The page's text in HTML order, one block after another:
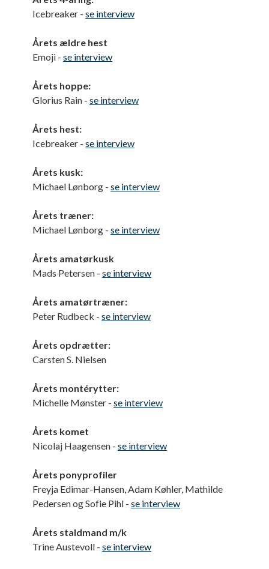
Icebreaker - se interview
Årets ældre hest
Emoji - se interview
Årets hoppe:
Glorius Rain - se interview
Årets hest:
Icebreaker - se interview
Årets kusk:
Michael Lønborg - se interview
Årets træner:
Michael Lønborg - se interview
Årets amatørkusk
Mads Petersen - se interview
Årets amatørtræner:
Peter Rudbeck - se interview
Årets opdrætter:
Carsten S. Nielsen
Årets montérytter:
Michelle Mønster - se interview
Årets komet
Nicolaj Haagensen - se interview
Årets ponyprofiler
Freyja Edimar-Hansen, Adam Køhler, Mathilde
Pedersen og Sofie Pihl - se interview
Årets staldmand m/k
Trine Austevoll - se interview